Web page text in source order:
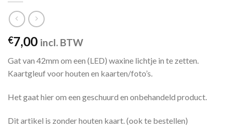
€7,00 incl. BTW
Gat van 42mm om een (LED) waxine lichtje in te zetten.
Kaartgleuf voor houten en kaarten/foto’s.
Het gaat hier om een geschuurd en onbehandeld product.
Dit artikel is zonder houten kaart. (ook te bestellen)